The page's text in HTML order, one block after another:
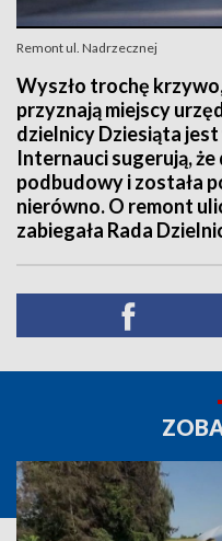
Remont ul. Nadrzecznej
Wyszło trochę
przyznają miejscy
dzielnicy Dziesiąta
Internauci sugerują,
podbudowy i została
nierówno. O remont
zabiegała Rada